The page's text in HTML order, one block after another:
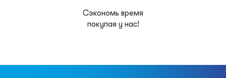
Сэкономь время
покупая у нас!